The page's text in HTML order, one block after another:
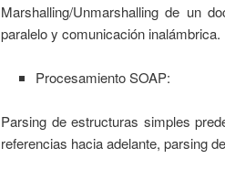
Marshalling/Unmarshalling de un
paralelo y comunicación inalámbrica.
Procesamiento SOAP:
Parsing de estructuras simples
referencias hacia adelante, parsing